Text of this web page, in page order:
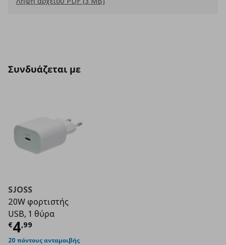
Συνδυάζεται με
SJOSS
20W φορτιστής
USB, 1 θύρα
€4,99
Τρέχουσα τιμή
20 πόντους ανταμοιβής